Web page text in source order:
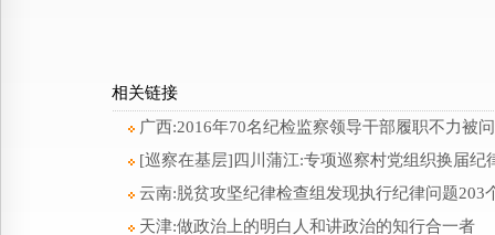
相关链接
广西:2016年70名纪检监察领导干部履职不力被
[巡察在基层]四川蒲江:专项巡察村党组织换届纪
云南:脱贫攻坚纪律检查组发现执行纪律问题203
天津:做政治上的明白人和讲政治的知行合一者